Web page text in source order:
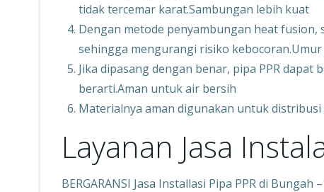
tidak tercemar karat.Sambungan lebih kuat
Dengan metode penyambungan heat
sehingga mengurangi risiko
Jika dipasang dengan benar, pipa PPR
berarti.Aman untuk air bersih
Materialnya aman digunakan untuk
Layanan Jasa
BERGARANSI Jasa Installasi Pipa PPR di